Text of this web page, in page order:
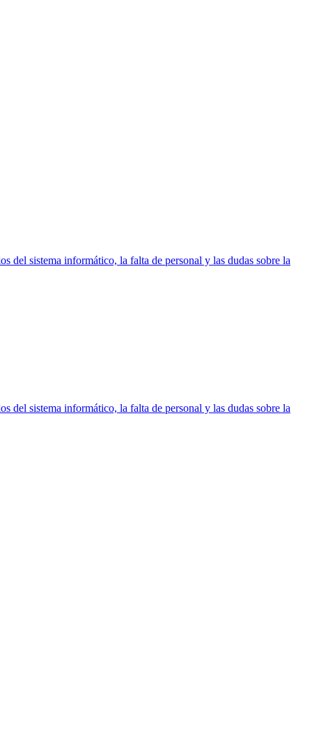
del sistema informático, la falta de personal y las dudas sobre la
del sistema informático, la falta de personal y las dudas sobre la